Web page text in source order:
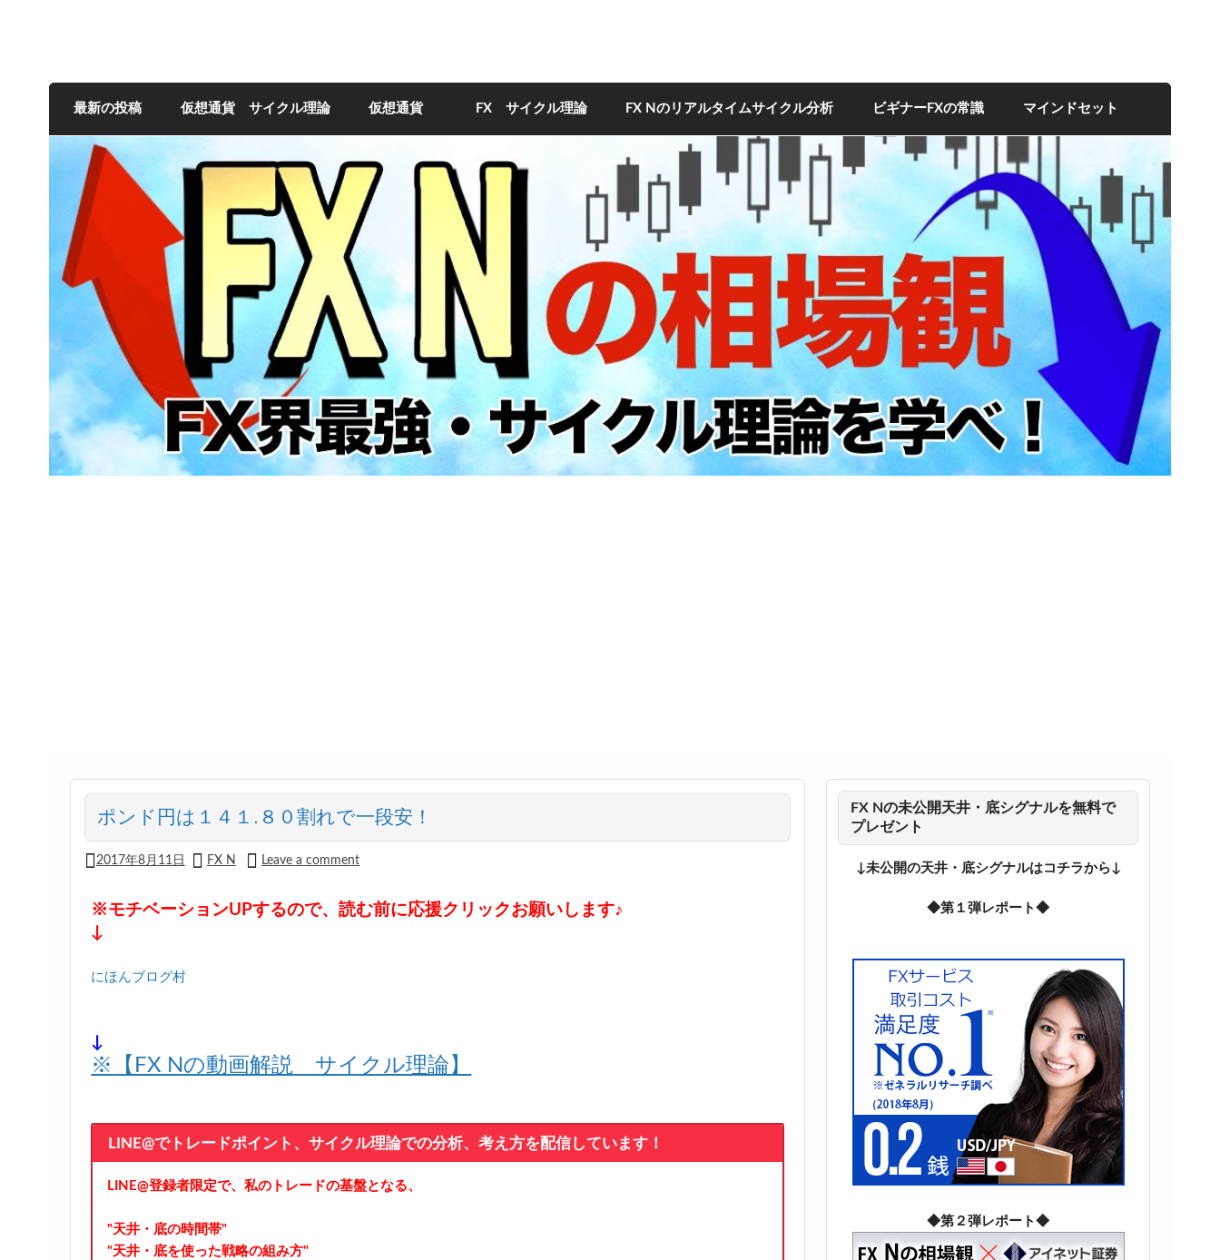
FXNの相場観
最新の投稿 仮想通貨 サイクル理論 仮想通貨 FX サイクル理論 FX Nのリアルタイムサイクル分析 ビギナーFXの常識 マインドセット
ポンド円は１４１.８０割れで一段安！
2017年8月11日 FX N Leave a comment
※モチベーションUPするので、読む前に応援クリックお願いします♪
↓
にほんブログ村
↓
※【FX Nの動画解説 サイクル理論】
LINE@でトレードポイント、サイクル理論での分析、考え方を配信しています！
LINE@登録者限定で、私のトレードの基盤となる、
"天井・底の時間帯"
"天井・底を使った戦略の組み方"
FX Nの未公開天井・底シグナルを無料で
プレゼント
↓未公開の天井・底シグナルはコチラから↓
◆第１弾レポート◆
◆第２弾レポート◆